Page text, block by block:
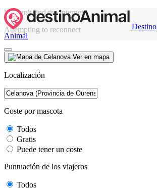
Destino
Animal
We can't find the internet
Attempting to reconnect
Ver en mapa
Localización
Coste por mascota
Todos
Gratis
Puede tener un coste
Puntuación de los viajeros
Todos